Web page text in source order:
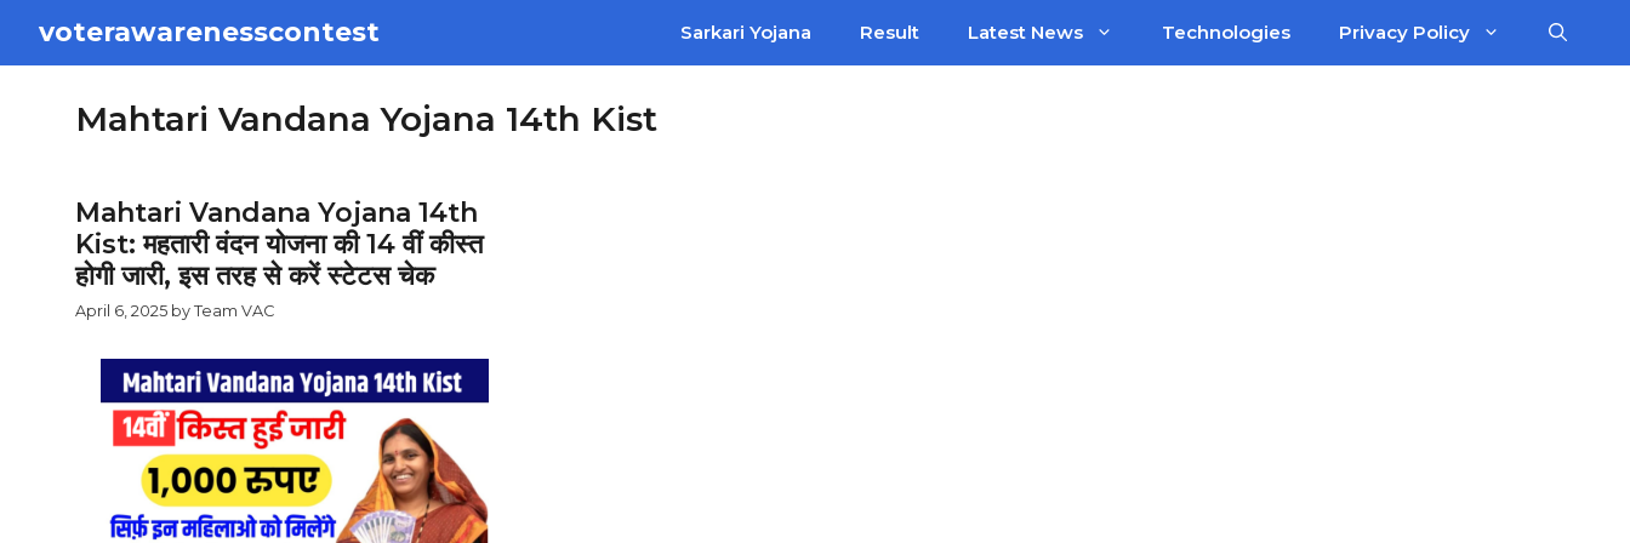
content
voterawarenesscontest Sarkari Yojana Result Latest News Technologies Privacy Policy
Mahtari Vandana Yojana 14th Kist
Mahtari Vandana Yojana 14th
Kist: महतारी वंदन योजना की 14 वीं कीस्त
होगी जारी, इस तरह से करें स्टेटस चेक
April 6, 2025 by Team VAC